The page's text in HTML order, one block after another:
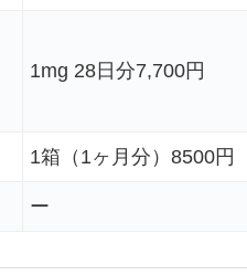
1mg 28日分7,700円
1箱（1ヶ月分）8500円
ー